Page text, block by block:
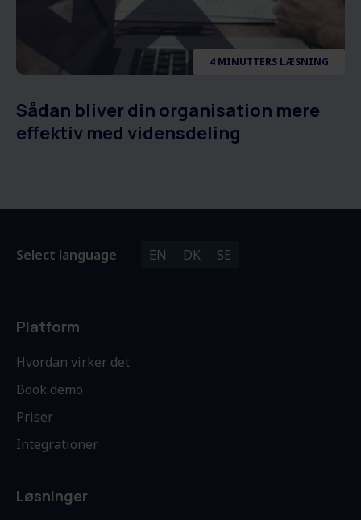
4 MINUTTERS LÆSNING
Sådan bliver din organisation mere
effektiv med vidensdeling
Select language EN DK SE
Platform
Hvordan virker det
Book demo
Priser
Integrationer
Løsninger